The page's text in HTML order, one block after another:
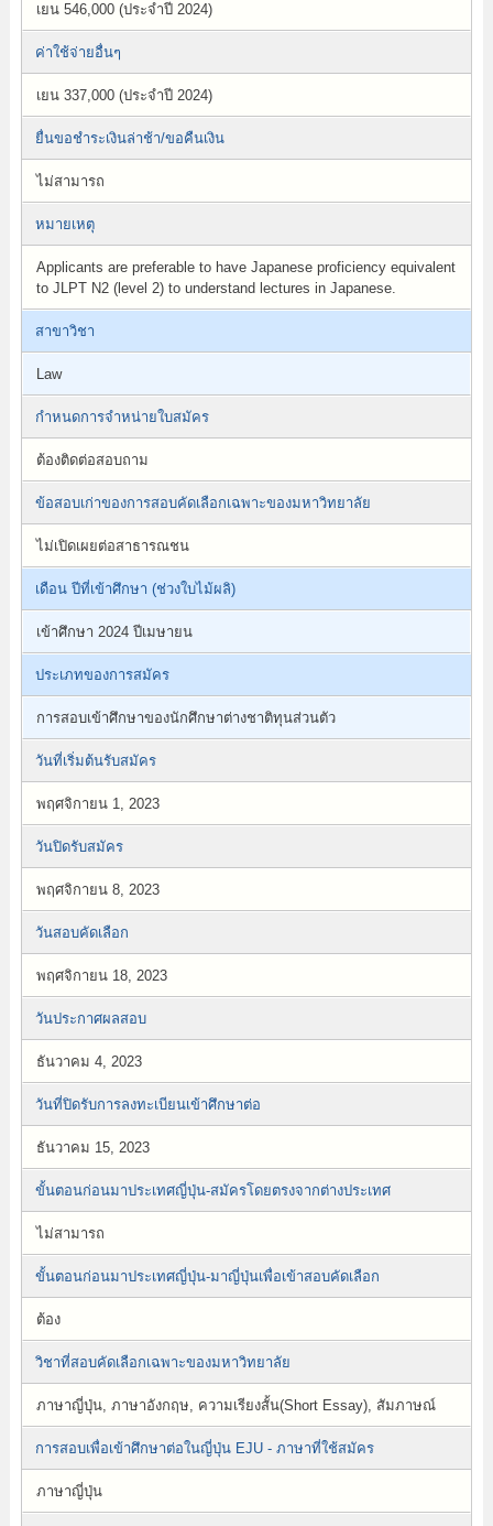
เยน 546,000 (ประจำปี 2024)
ค่าใช้จ่ายอื่นๆ
เยน 337,000 (ประจำปี 2024)
ยื่นขอชำระเงินล่าช้า/ขอคืนเงิน
ไม่สามารถ
หมายเหตุ
Applicants are preferable to have Japanese proficiency equivalent
to JLPT N2 (level 2) to understand lectures in Japanese.
สาขาวิชา
Law
กำหนดการจำหน่ายใบสมัคร
ต้องติดต่อสอบถาม
ข้อสอบเก่าของการสอบคัดเลือกเฉพาะของมหาวิทยาลัย
ไม่เปิดเผยต่อสาธารณชน
เดือน ปีที่เข้าศึกษา (ช่วงใบไม้ผลิ)
เข้าศึกษา 2024 ปีเมษายน
ประเภทของการสมัคร
การสอบเข้าศึกษาของนักศึกษาต่างชาติทุนส่วนตัว
วันที่เริ่มต้นรับสมัคร
พฤศจิกายน 1, 2023
วันปิดรับสมัคร
พฤศจิกายน 8, 2023
วันสอบคัดเลือก
พฤศจิกายน 18, 2023
วันประกาศผลสอบ
ธันวาคม 4, 2023
วันที่ปิดรับการลงทะเบียนเข้าศึกษาต่อ
ธันวาคม 15, 2023
ขั้นตอนก่อนมาประเทศญี่ปุ่น-สมัครโดยตรงจากต่างประเทศ
ไม่สามารถ
ขั้นตอนก่อนมาประเทศญี่ปุ่น-มาญี่ปุ่นเพื่อเข้าสอบคัดเลือก
ต้อง
วิชาที่สอบคัดเลือกเฉพาะของมหาวิทยาลัย
ภาษาญี่ปุ่น, ภาษาอังกฤษ, ความเรียงสั้น(Short Essay), สัมภาษณ์
การสอบเพื่อเข้าศึกษาต่อในญี่ปุ่น EJU - ภาษาที่ใช้สมัคร
ภาษาญี่ปุ่น